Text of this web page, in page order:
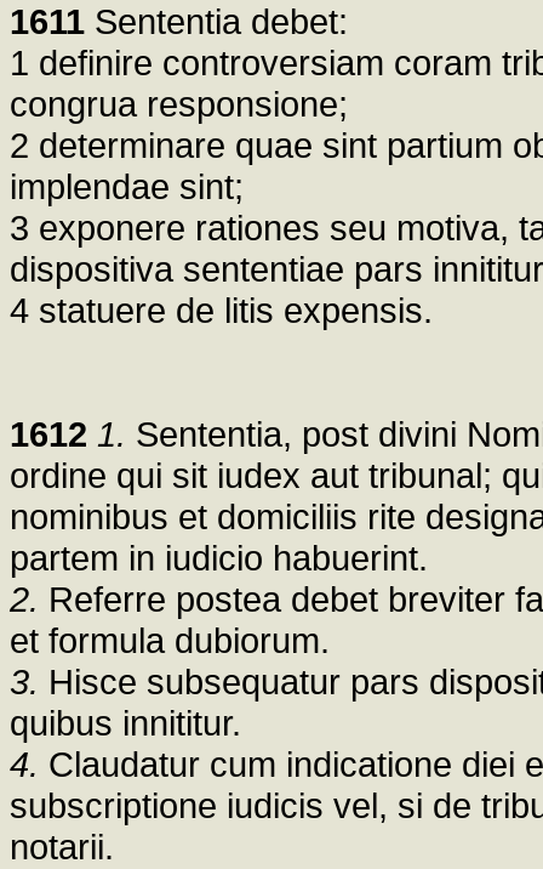
1611 Sententia debet:
1 definire controversiam coram
congrua responsione;
2 determinare quae sint partium
implendae sint;
3 exponere rationes seu motiva,
dispositiva sententiae pars
4 statuere de litis expensis.
1612 1. Sententia, post divini
ordine qui sit iudex aut tribunal;
nominibus et domiciliis rite
partem in iudicio habuerint.
2. Referre postea debet breviter
et formula dubiorum.
3. Hisce subsequatur pars
quibus innititur.
4. Claudatur cum indicatione diei
subscriptione iudicis vel, si de
notarii.